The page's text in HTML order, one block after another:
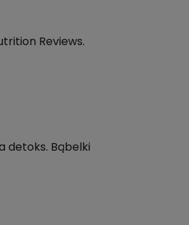
Reviews.
detoks. Bąbelki